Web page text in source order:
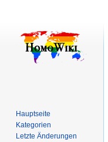
Hauptseite
Kategorien
Letzte Änderungen